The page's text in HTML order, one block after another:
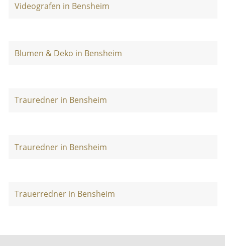
Videografen in Bensheim
Blumen & Deko in Bensheim
Trauredner in Bensheim
Trauredner in Bensheim
Trauerredner in Bensheim